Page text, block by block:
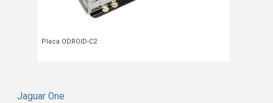
Placa ODROID-C2
Jaguar One